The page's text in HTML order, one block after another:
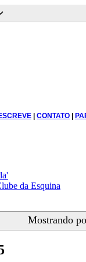
| CONTATO |
da Esquina
Mostrando